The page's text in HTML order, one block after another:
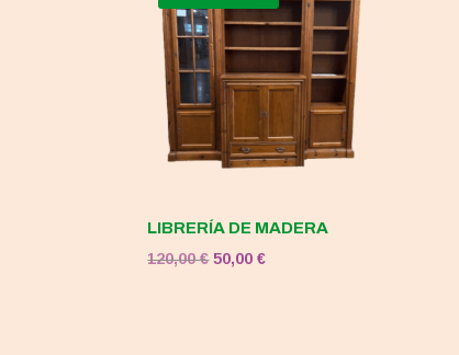
LIBRERÍA DE MADERA
120,00€ El
50,00€El